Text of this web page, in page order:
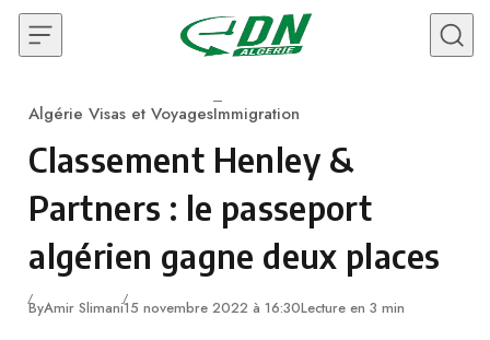
Skip to content
Category
Algérie Visas et VoyagesImmigration
Classement Henley &
Partners : le passeport
algérien gagne deux places
ByAmir Slimani15 novembre 2022 à 16:30Lecture en 3 min